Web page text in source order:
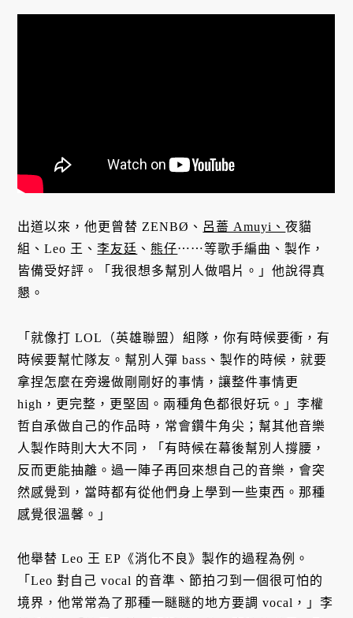
出道以來，他更曾替 ZENBØ、 呂薔 Amuyi、夜貓
組、Leo 王、李友廷 、 熊仔⋯⋯等歌手編曲、製作，
皆備受好評。「我很想多幫別人做唱片。」他說得真
懇。
「就像打 LOL（英雄聯盟）組隊，你有時候要衝，有
時候要幫忙隊友。幫別人彈 bass、製作的時候，就要
拿捏怎麼在旁邊做剛剛好的事情，讓整件事情更
high，更完整，更堅固。兩種角色都很好玩。」李權
哲自承做自己的作品時，常會鑽牛角尖；幫其他音樂
人製作時則大大不同，「有時候在幕後幫別人撐腰，
反而更能抽離。過一陣子再回來想自己的音樂，會突
然感覺到，當時都有從他們身上學到一些東西。那種
感覺很溫馨。」
他舉替 Leo 王 EP《消化不良》製作的過程為例。
「Leo 對自己 vocal 的音準、節拍刁到一個很可怕的
境界，他常常為了那種一瞇瞇的地方要調 vocal，」李